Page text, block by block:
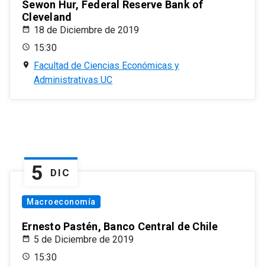
Sewon Hur, Federal Reserve Bank of
Cleveland
18 de Diciembre de 2019
15:30
Facultad de Ciencias Económicas y
Administrativas UC
5 DIC
Macroeconomía
Ernesto Pastén, Banco Central de Chile
5 de Diciembre de 2019
15:30